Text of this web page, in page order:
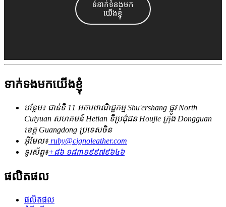
ទំនាក់ទំនងមក
យើងខ្ញុំ
ទាក់ទងមកយើងខ្ញុំ
បន្ថែម៖ ជាន់ទី 11 អគារពាណិជ្ជកម្ម Shu'ershang ផ្លូវ North
Cuiyuan សហគមន៍ Hetian ទីប្រជុំជន Houjie ក្រុង Dongguan
ខេត្ត Guangdong ប្រទេសចិន
អ៊ីមែល៖ ruby@cignoleather.com
ទូរស័ព្ទ៖+៨៦ ១៨៣១៩៩៧៩៦៤៦
ផលិតផល
ផលិតផល